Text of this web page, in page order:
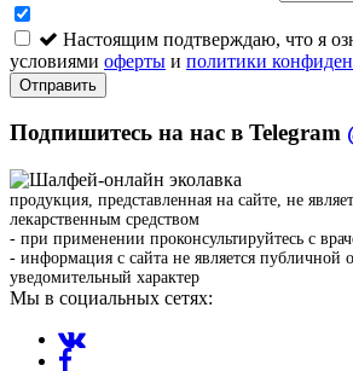
Настоящим подтверждаю, что я
условиями оферты и политики
Отправить
Подпишитесь на нас в Telegram
продукция, представленная на сайте, не
лекарственным средством
- при применении проконсультируйтесь с
- информация с сайта не является публичной
уведомительный характер
Мы в социальных сетях: